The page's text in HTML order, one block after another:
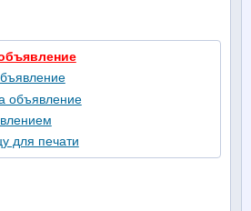
объявление
для печати